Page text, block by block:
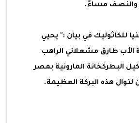
والنصف مساءً.
للكاثوليك في بيان :" يحيي
الأب طارق مشعلاني الراهب
البطركخانة المارونية بمصر
هذه البركة العظيمة.